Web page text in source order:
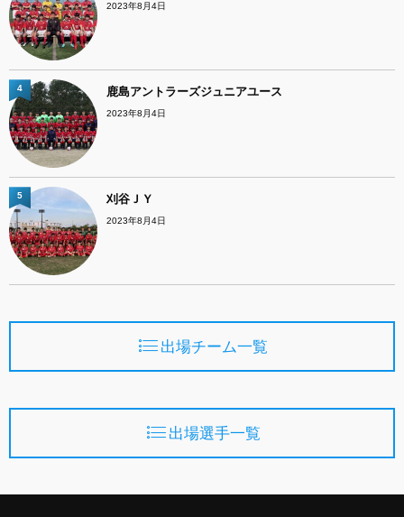
2023年8月4日
鹿島アントラーズジュニアユース
2023年8月4日
4
刈谷ＪＹ
2023年8月4日
5
出場チーム一覧
出場選手一覧